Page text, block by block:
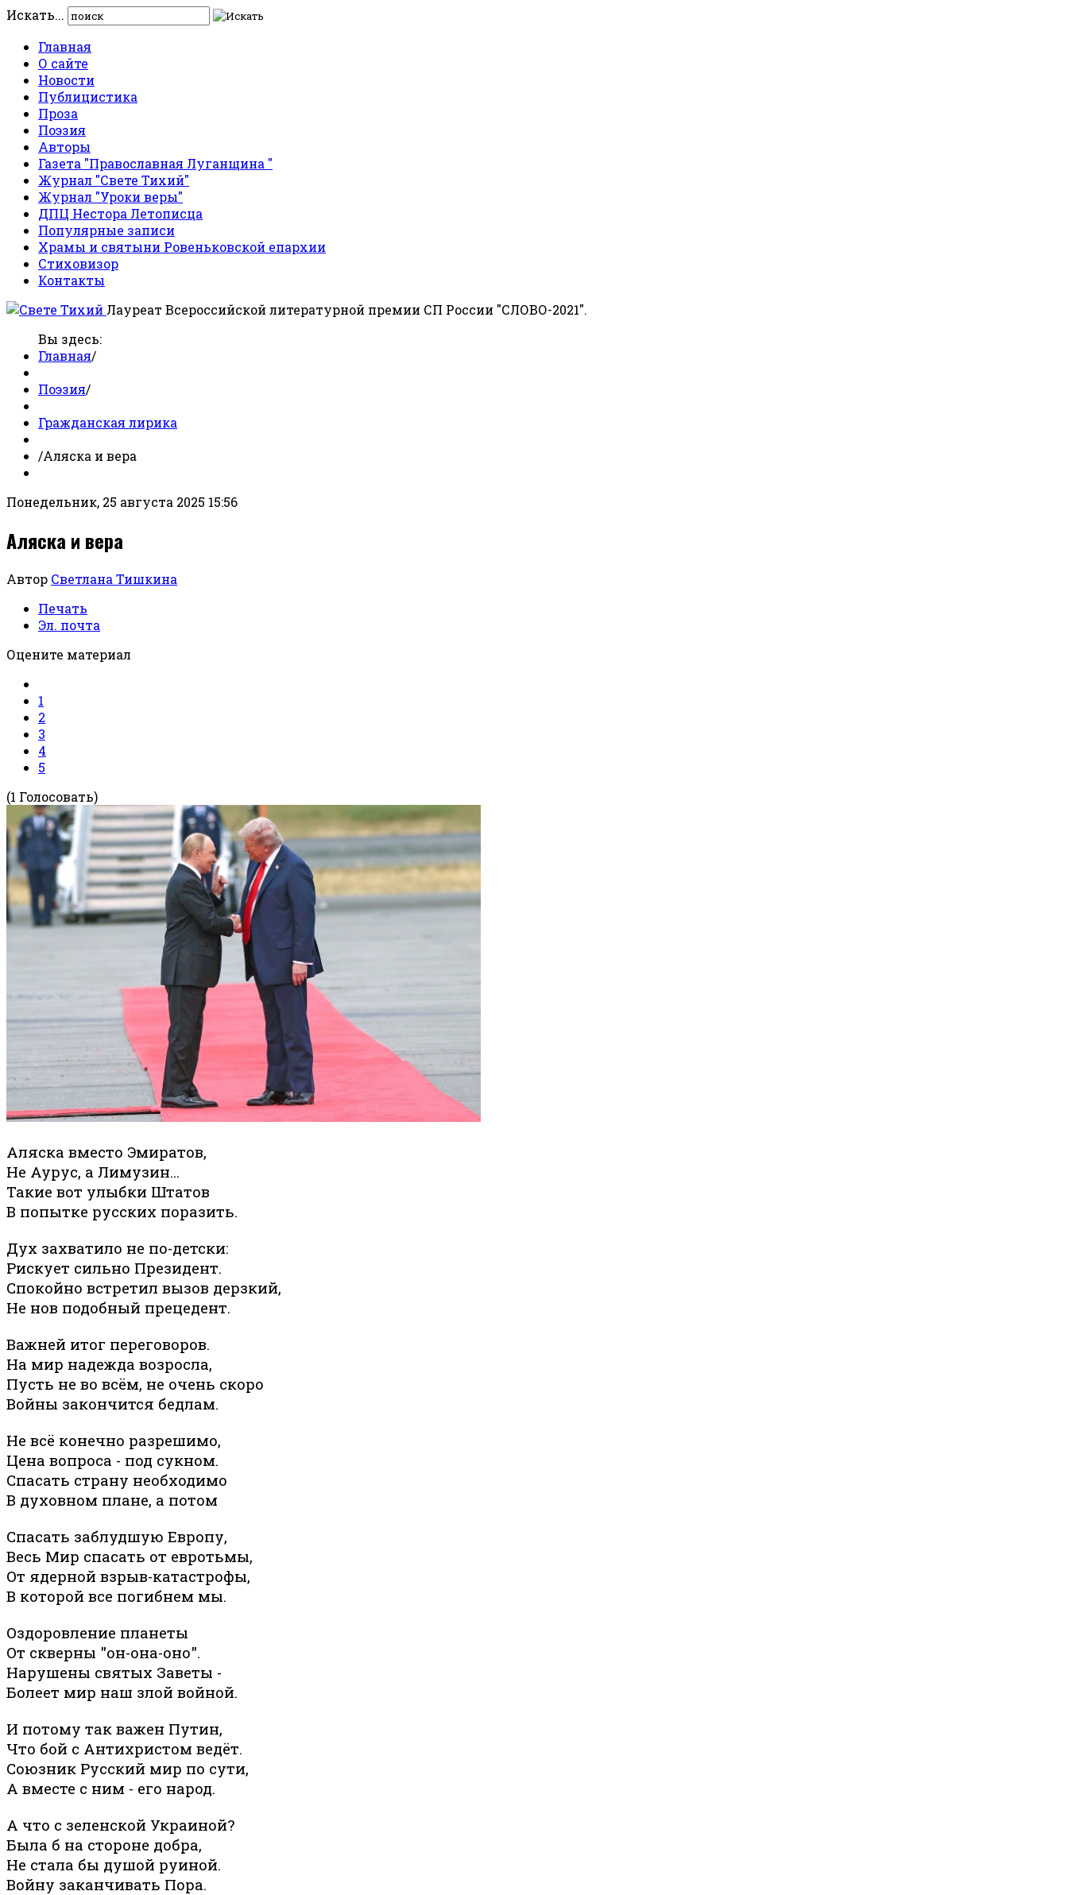
Искать...
Главная
О сайте
Новости
Публицистика
Проза
Поэзия
Авторы
Газета "Православная Луганщина "
Журнал "Свете Тихий"
Журнал "Уроки веры"
ДПЦ Нестора Летописца
Популярные записи
Храмы и святыни Ровеньковской епархии
Стиховизор
Контакты
Лауреат Всероссийской литературной премии СП России "СЛОВО-2021".
Вы здесь:
Главная/
Поэзия/
Гражданская лирика
/Аляска и вера
Понедельник, 25 августа 2025 15:56
Аляска и вера
Автор Светлана Тишкина
Печать
Эл. почта
Оцените материал
1
2
3
4
5
(1 Голосовать)
Аляска вместо Эмиратов,
Не Аурус, а Лимузин...
Такие вот улыбки Штатов
В попытке русских поразить.
Дух захватило не по-детски:
Рискует сильно Президент.
Спокойно встретил вызов дерзкий,
Не нов подобный прецедент.
Важней итог переговоров.
На мир надежда возросла,
Пусть не во всём, не очень скоро
Войны закончится бедлам.
Не всё конечно разрешимо,
Цена вопроса - под сукном.
Спасать страну необходимо
В духовном плане, а потом
Спасать заблудшую Европу,
Весь Мир спасать от евротьмы,
От ядерной взрыв-катастрофы,
В которой все погибнем мы.
Оздоровление планеты
От скверны "он-она-оно".
Нарушены святых Заветы -
Болеет мир наш злой войной.
И потому так важен Путин,
Что бой с Антихристом ведёт.
Союзник Русский мир по сути,
А вместе с ним - его народ.
А что с зеленской Украиной?
Была б на стороне добра,
Не стала бы душой руиной.
Войну заканчивать Пора.